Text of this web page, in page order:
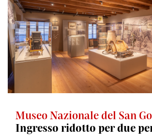
Museo Nazionale del San
Ingresso ridotto per due